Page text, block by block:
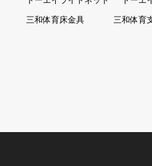
三和体育床金具 三和体育